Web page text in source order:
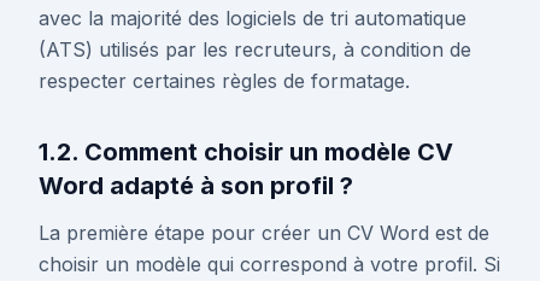
avec la majorité des logiciels de tri automatique
(ATS) utilisés par les recruteurs, à condition de
respecter certaines règles de formatage.
1.2. Comment choisir un modèle CV
Word adapté à son profil ?
La première étape pour créer un CV Word est de
choisir un modèle qui correspond à votre profil. Si